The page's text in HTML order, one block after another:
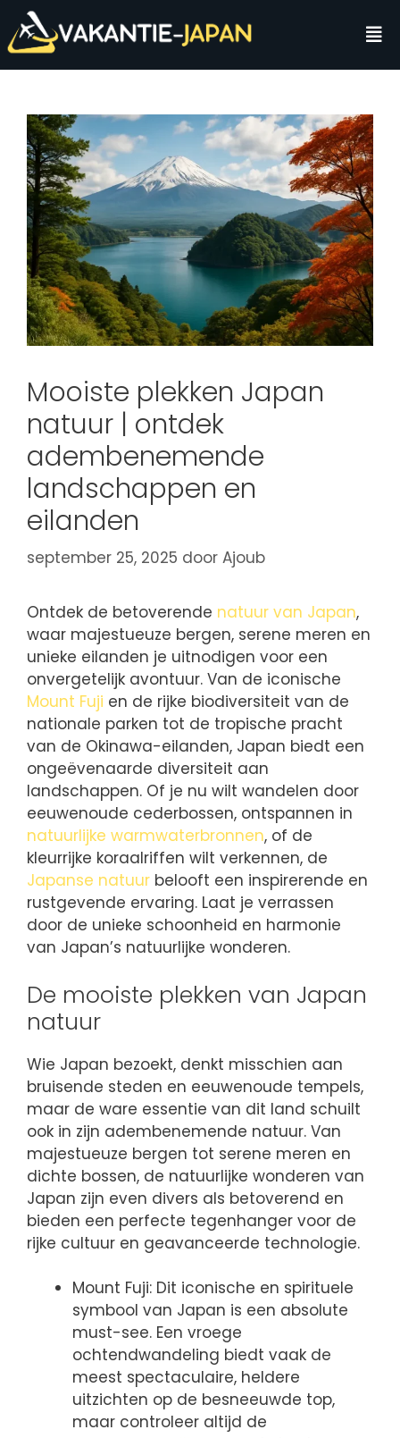
Mooiste plekken Japan
natuur | ontdek
adembenemende
landschappen en
eilanden
september 25, 2025 door Ajoub
Ontdek de betoverende natuur van Japan,
waar majestueuze bergen, serene meren en
unieke eilanden je uitnodigen voor een
onvergetelijk avontuur. Van de iconische
Mount Fuji en de rijke biodiversiteit van de
nationale parken tot de tropische pracht
van de Okinawa-eilanden, Japan biedt een
ongeëvenaarde diversiteit aan
landschappen. Of je nu wilt wandelen door
eeuwenoude cederbossen, ontspannen in
natuurlijke warmwaterbronnen, of de
kleurrijke koraalriffen wilt verkennen, de
Japanse natuur belooft een inspirerende en
rustgevende ervaring. Laat je verrassen
door de unieke schoonheid en harmonie
van Japan’s natuurlijke wonderen.
De mooiste plekken van Japan
natuur
Wie Japan bezoekt, denkt misschien aan
bruisende steden en eeuwenoude tempels,
maar de ware essentie van dit land schuilt
ook in zijn adembenemende natuur. Van
majestueuze bergen tot serene meren en
dichte bossen, de natuurlijke wonderen van
Japan zijn even divers als betoverend en
bieden een perfecte tegenhanger voor de
rijke cultuur en geavanceerde technologie.
Mount Fuji: Dit iconische en spirituele
symbool van Japan is een absolute
must-see. Een vroege
ochtendwandeling biedt vaak de
meest spectaculaire, heldere
uitzichten op de besneeuwde top,
maar controleer altijd de